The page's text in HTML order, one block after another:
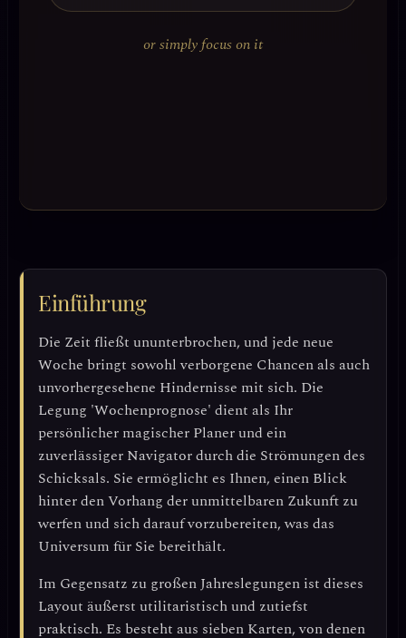
or simply focus on it
Einführung
Die Zeit fließt ununterbrochen, und jede neue
Woche bringt sowohl verborgene Chancen als auch
unvorhergesehene Hindernisse mit sich. Die
Legung 'Wochenprognose' dient als Ihr
persönlicher magischer Planer und ein
zuverlässiger Navigator durch die Strömungen des
Schicksals. Sie ermöglicht es Ihnen, einen Blick
hinter den Vorhang der unmittelbaren Zukunft zu
werfen und sich darauf vorzubereiten, was das
Universum für Sie bereithält.
Im Gegensatz zu großen Jahreslegungen ist dieses
Layout äußerst utilitaristisch und zutiefst
praktisch. Es besteht aus sieben Karten, von denen